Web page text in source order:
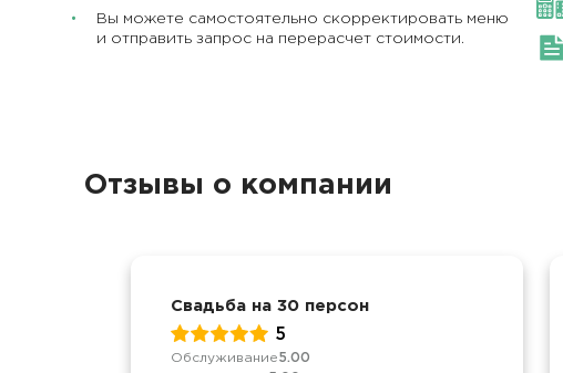
Вы можете самостоятельно скорректировать меню
и отправить запрос на перерасчет стоимости.
Отзывы о компании
Свадьба на 30 персон
5
Обслуживание5.00